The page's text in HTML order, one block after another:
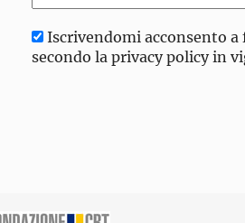
Iscrivendomi acconsento
secondo la privacy policy in